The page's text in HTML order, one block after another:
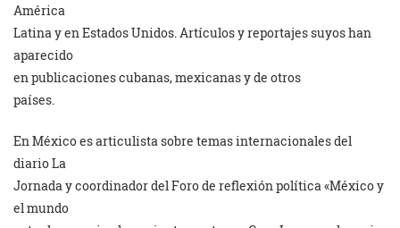
América
Latina y en Estados Unidos. Artículos y reportajes suyos han
aparecido
en publicaciones cubanas, mexicanas y de otros
países.
En México es articulista sobre temas internacionales del
diario La
Jornada y coordinador del Foro de reflexión política «México y
el mundo